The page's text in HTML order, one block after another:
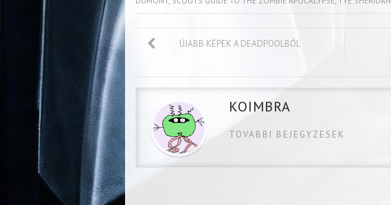
ÚJABB KÉPEK A DEADPOOLBÓL
KOIMBRA
TOVABBI BEJEGYZESEK